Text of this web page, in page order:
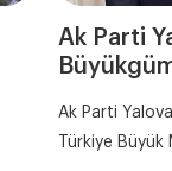
Ak Parti
Ak Parti
Türkiye